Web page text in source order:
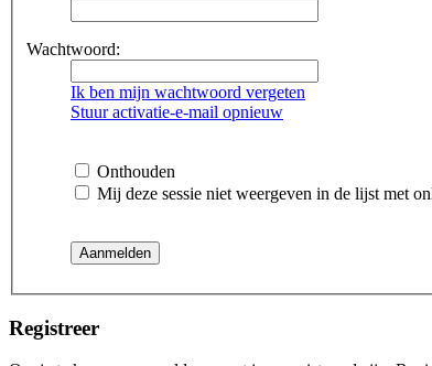
Wachtwoord:
Ik ben mijn wachtwoord vergeten
Stuur activatie-e-mail opnieuw
Onthouden
Mij deze sessie niet weergeven in de lijst met
Registreer